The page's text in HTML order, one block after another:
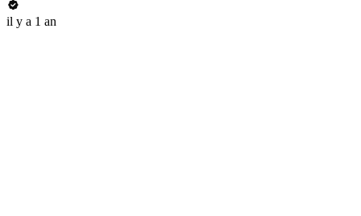
il y a 1 an